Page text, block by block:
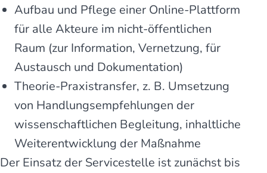
Aufbau und Pflege einer Online-Plattform
für alle Akteure im nicht-öffentlichen
Raum (zur Information, Vernetzung, für
Austausch und Dokumentation)
Theorie-Praxistransfer, z. B. Umsetzung
von Handlungsempfehlungen der
wissenschaftlichen Begleitung, inhaltliche
Weiterentwicklung der Maßnahme
Der Einsatz der Servicestelle ist zunächst bis